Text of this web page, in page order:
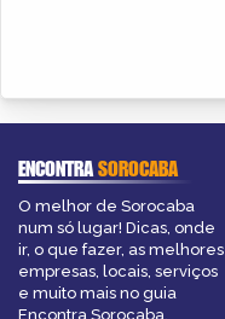
ENCONTRASOROCABA
O melhor de Sorocaba
num só lugar! Dicas, onde
ir, o que fazer, as melhores
empresas, locais, serviços
e muito mais no guia
Encontra Sorocaba.